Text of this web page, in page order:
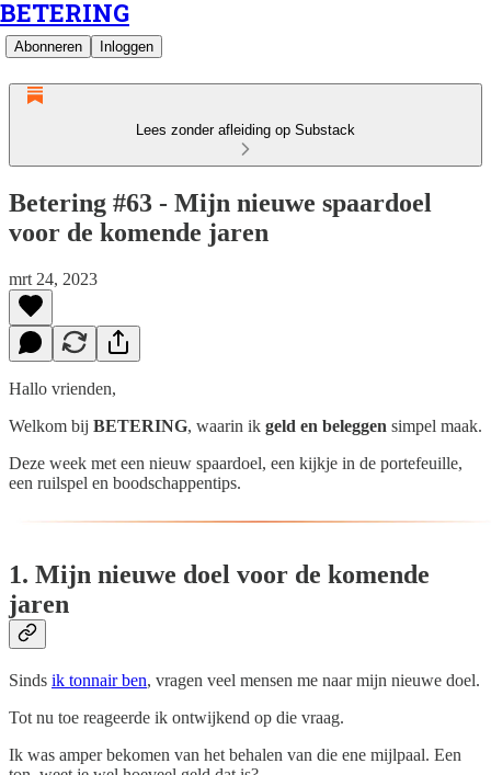
BETERING
Abonneren Inloggen
Lees zonder afleiding op Substack
Betering #63 - Mijn nieuwe spaardoel
voor de komende jaren
mrt 24, 2023
Hallo vrienden,
Welkom bij BETERING, waarin ik geld en beleggen simpel maak.
Deze week met een nieuw spaardoel, een kijkje in de portefeuille,
een ruilspel en boodschappentips.
1. Mijn nieuwe doel voor de komende
jaren
Sinds ik tonnair ben, vragen veel mensen me naar mijn nieuwe doel.
Tot nu toe reageerde ik ontwijkend op die vraag.
Ik was amper bekomen van het behalen van die ene mijlpaal. Een